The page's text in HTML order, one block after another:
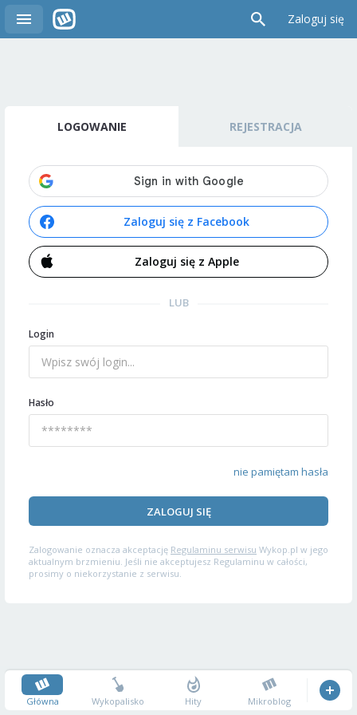
Zaloguj się
LOGOWANIE REJESTRACJA
Zaloguj się z Facebook
Zaloguj się z Apple
LUB
Login
Hasło
nie pamiętam hasła
ZALOGUJ SIĘ
Zalogowanie oznacza akceptację Regulaminu serwisu Wykop.pl w jego
aktualnym brzmieniu. Jeśli nie akceptujesz Regulaminu w całości,
prosimy o niekorzystanie z serwisu.
Główna Wykopalisko Hity Mikroblog